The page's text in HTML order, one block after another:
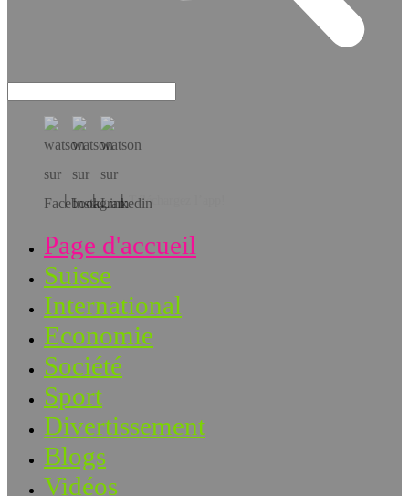
Téléchargez l’app!
Page d'accueil
Suisse
International
Economie
Société
Sport
Divertissement
Blogs
Vidéos